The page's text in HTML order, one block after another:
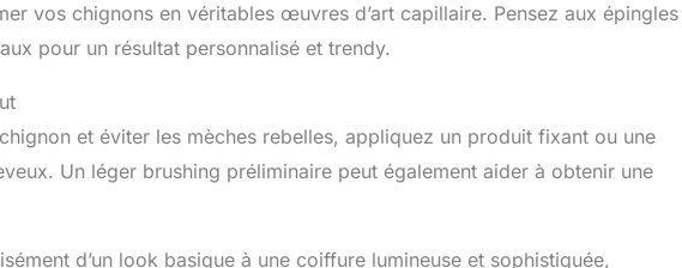
vos chignons en véritables œuvres d’art capillaire. Pensez aux épingles
pour un résultat personnalisé et trendy.
et éviter les mèches rebelles, appliquez un produit fixant ou une
Un léger brushing préliminaire peut également aider à obtenir une
d’un look basique à une coiffure lumineuse et sophistiquée,